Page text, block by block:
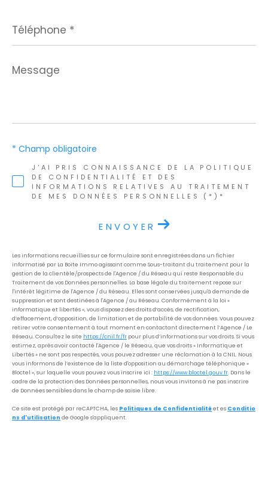
*
Message
*
J'AI PRIS CONNAISSANCE DE LA POLITIQUE
DE CONFIDENTIALITÉ ET DES
INFORMATIONS RELATIVES AU TRAITEMENT
DE MES DONNÉES PERSONNELLES (*)*
* Champ obligatoire
ENVOYER
Les informations recueillies sur ce formulaire sont enregistrées dans un fichier
informatisé par La Boite Immo agissant comme Sous-traitant du traitement pour la
gestion de la clientèle/prospects de l'Agence / du Réseau qui reste Responsable du
Traitement de vos Données personnelles. La base légale du traitement repose sur
l'intérêt légitime de l'Agence / du Réseau. Elles sont conservées jusqu'à demande de
suppression et sont destinées à l'Agence / au Réseau. Conformément à la loi «
informatique et libertés », vous disposez des droits d’accès, de rectification,
d’effacement, d’opposition, de limitation et de portabilité de vos données. Vous pouvez
retirer votre consentement à tout moment en contactant directement l’Agence / Le
Réseau. Consultez le site https://cnil.fr/fr pour plus d’informations sur vos droits. Si vous
estimez, après avoir contacté l'Agence / le Réseau, que vos droits « Informatique et
Libertés » ne sont pas respectés, vous pouvez adresser une réclamation à la CNIL. Nous
vous informons de l’existence de la liste d'opposition au démarchage téléphonique «
Bloctel », sur laquelle vous pouvez vous inscrire ici : https://www.bloctel.gouv.fr. Dans le
cadre de la protection des Données personnelles, nous vous invitons à ne pas inscrire
de Données sensibles dans le champ de saisie libre.
Ce site est protégé par reCAPTCHA, les Politiques de Confidentialitéet es Conditio
ns d'utilisation de Google s'appliquent.